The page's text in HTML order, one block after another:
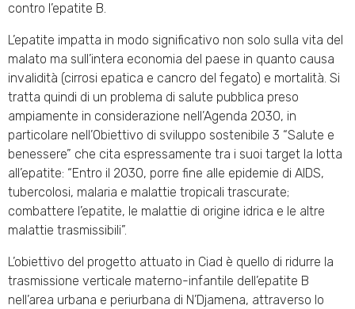
contro l’epatite B.
L’epatite impatta in modo significativo non solo sulla vita del
malato ma sull’intera economia del paese in quanto causa
invalidità (cirrosi epatica e cancro del fegato) e mortalità. Si
tratta quindi di un problema di salute pubblica preso
ampiamente in considerazione nell’Agenda 2030, in
particolare nell’Obiettivo di sviluppo sostenibile 3 “Salute e
benessere” che cita espressamente tra i suoi target la lotta
all’epatite: “Entro il 2030, porre fine alle epidemie di AIDS,
tubercolosi, malaria e malattie tropicali trascurate;
combattere l’epatite, le malattie di origine idrica e le altre
malattie trasmissibili”.
L’obiettivo del progetto attuato in Ciad è quello di ridurre la
trasmissione verticale materno-infantile dell’epatite B
nell’area urbana e periurbana di N’Djamena, attraverso lo